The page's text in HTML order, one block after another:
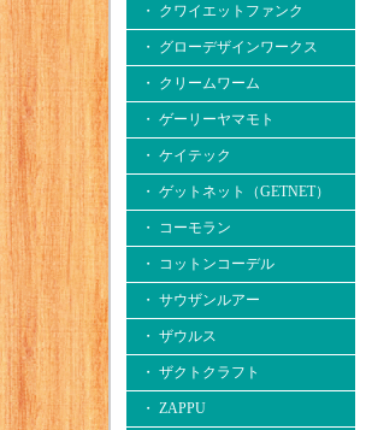
・ クワイエットファンク
・ グローデザインワークス
・ クリームワーム
・ ゲーリーヤマモト
・ ケイテック
・ ゲットネット（GETNET）
・ コーモラン
・ コットンコーデル
・ サウザンルアー
・ ザウルス
・ ザクトクラフト
・ ZAPPU